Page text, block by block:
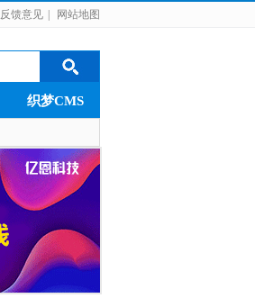
反馈意见 网站地图
织梦CMS